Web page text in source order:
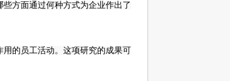
方面通过何种方式为企业作出了
的员工活动。这项研究的成果可